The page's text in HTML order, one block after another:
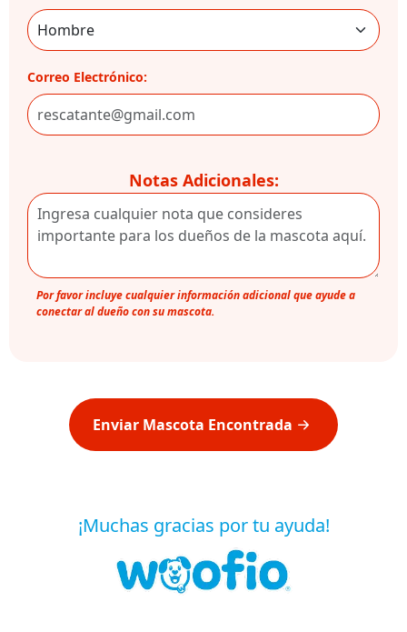
Correo Electrónico:
Notas Adicionales:
Por favor incluye cualquier información adicional que ayude a
conectar al dueño con su mascota.
Enviar Mascota Encontrada
¡Muchas gracias por tu ayuda!